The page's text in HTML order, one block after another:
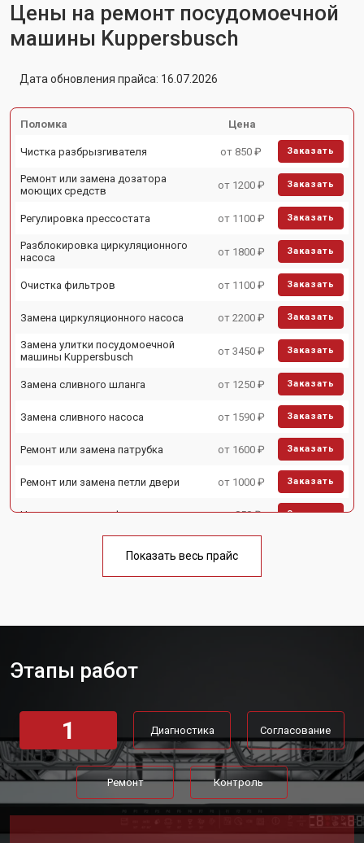
Цены на ремонт посудомоечной
машины Kuppersbusch
Дата обновления прайса: 16.07.2026
Поломка Цена
Чистка разбрызгивателя от 850 ₽ Заказать
Ремонт или замена дозатора
моющих средств
от 1200 ₽ Заказать
Регулировка прессостата от 1100 ₽ Заказать
Разблокировка циркуляционного
насоса
от 1800 ₽ Заказать
Очистка фильтров от 1100 ₽ Заказать
Замена циркуляционного насоса от 2200 ₽ Заказать
Замена улитки посудомоечной
машины Kuppersbusch
от 3450 ₽ Заказать
Замена сливного шланга от 1250 ₽ Заказать
Замена сливного насоса от 1590 ₽ Заказать
Ремонт или замена патрубка от 1600 ₽ Заказать
Ремонт или замена петли двери от 1000 ₽ Заказать
Чистка заливного фильтра-сеточки от 850 ₽ Заказать
Ремонт стакана моечного бака от 1600 ₽
Ремонт или замена пружины дверцы
от 1100 ₽ Заказать
Замена водоприёмника от 2450 ₽ Заказать
Замена панели управления от 1550 ₽ Заказать
Замена блока управления от 2000 ₽ Заказать
Показать весь прайс
Этапы работ
1 Диагностика Согласование
Ремонт Контроль